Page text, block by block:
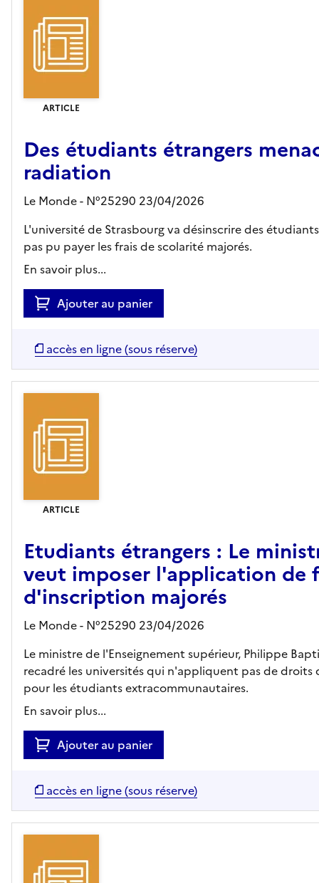
ARTICLE
Des étudiants étrangers
radiation
Le Monde - N°25290 23/04/2026
L'université de Strasbourg va désinscrire des
pas pu payer les frais de scolarité majorés.
En savoir plus...
Ajouter au panier
accès en ligne (sous réserve)
ARTICLE
Etudiants étrangers : Le
veut imposer l'application de
d'inscription majorés
Le Monde - N°25290 23/04/2026
Le ministre de l'Enseignement supérieur, Philippe
recadré les universités qui n'appliquent pas de droits
pour les étudiants extracommunautaires.
En savoir plus...
Ajouter au panier
accès en ligne (sous réserve)